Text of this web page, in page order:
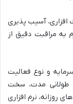
آسیب پذیری
به مراقبت دقیق از
و نوع فعالیت
طولانی مدت، سخت
روزانه، نرم افزاری